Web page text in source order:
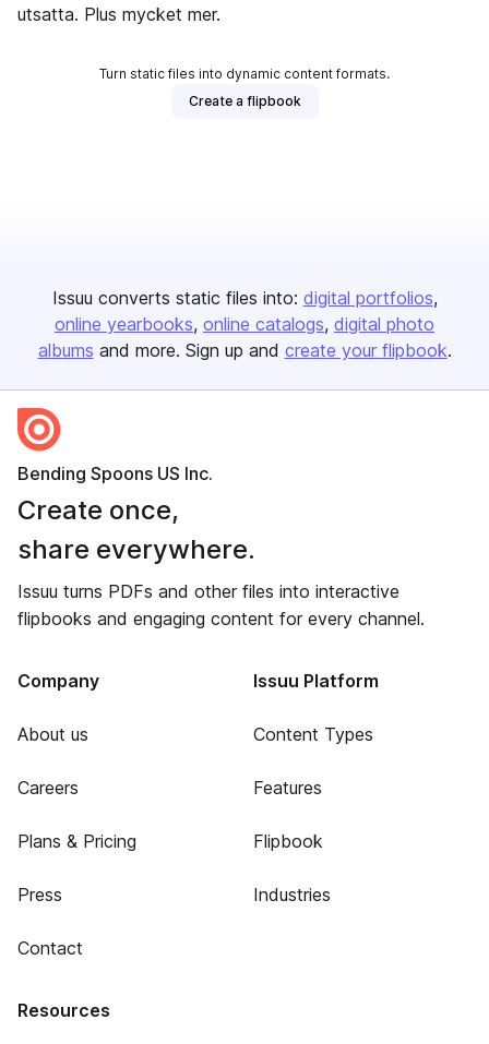
utsatta. Plus mycket mer.
Turn static files into dynamic content formats.
Create a flipbook
Issuu converts static files into: digital portfolios
online yearbooks online catalogs digital photo
albums and more. Sign up and create your flipbook.
Bending Spoons US Inc.
Create once,
share everywhere.
Issuu turns PDFs and other files into interactive
flipbooks and engaging content for every channel.
Company
About us
Careers
Plans & Pricing
Press
Contact
Issuu Platform
Content Types
Features
Flipbook
Industries
Resources